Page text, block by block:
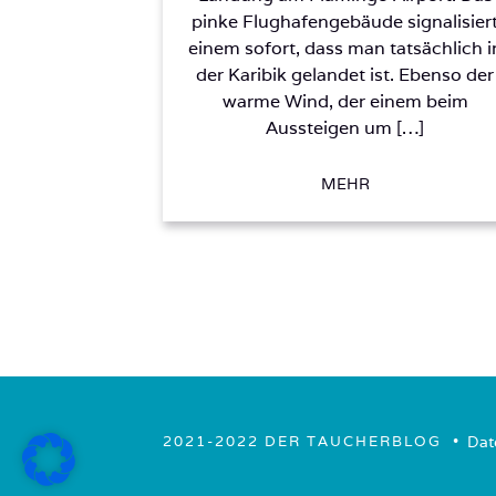
pinke Flughafengebäude
einem sofort, dass man tatsächlich
der Karibik gelandet ist. Ebenso der
warme Wind, der einem beim
Aussteigen um […]
MEHR
2021-2022 DER TAUCHERBLOG • ­